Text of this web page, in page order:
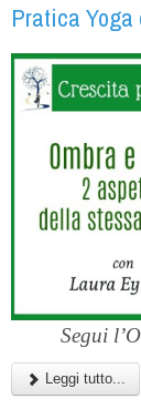
Pratica
Segui
Leggi tutto...